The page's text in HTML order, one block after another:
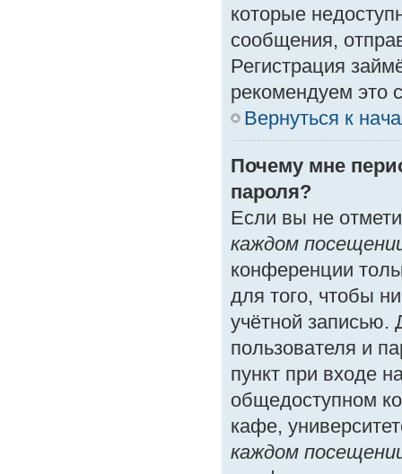
которые
сообщения,
Регистрация
рекомендуем это
Вернуться к
Почему мне
пароля?
Если вы не
каждом
конференции
для того, чтобы
учётной записью.
пользователя и
пункт при входе
общедоступном
кафе,
каждом